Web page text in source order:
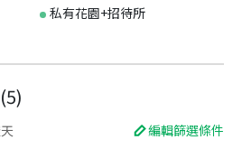
私有花園+招待所
(5)
編輯篩選條件